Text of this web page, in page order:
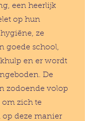
een heerlijk
op hun
ze
goede school,
en er wordt
De
zodoende volop
om zich te
deze manier